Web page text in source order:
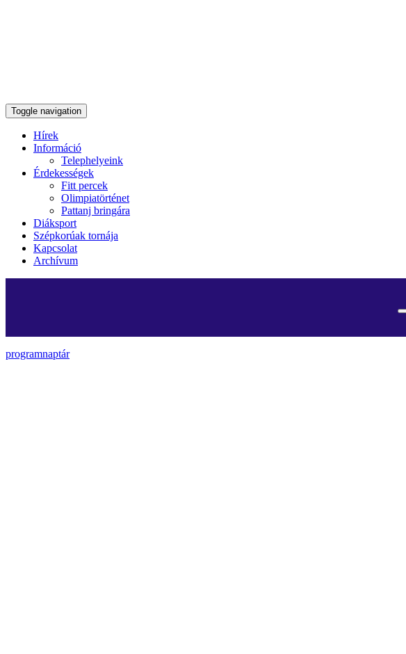
Toggle navigation
Hírek
Információ
Telephelyeink
Érdekességek
Fitt percek
Olimpiatörténet
Pattanj bringára
Diáksport
Szépkorúak tornája
Kapcsolat
Archívum
programnaptár